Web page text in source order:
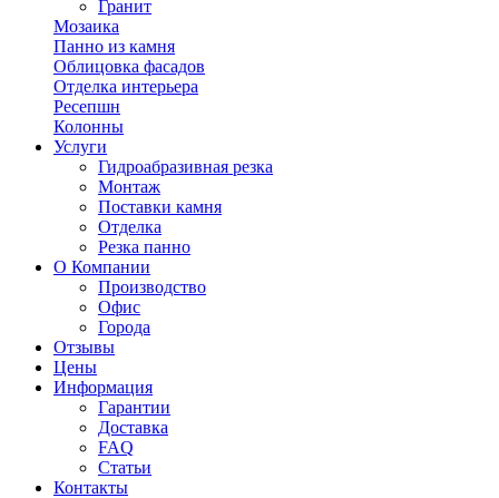
Гранит
Мозаика
Панно из камня
Облицовка фасадов
Отделка интерьера
Ресепшн
Колонны
Услуги
Гидроабразивная резка
Монтаж
Поставки камня
Отделка
Резка панно
О Компании
Производство
Офис
Города
Отзывы
Цены
Информация
Гарантии
Доставка
FAQ
Статьи
Контакты